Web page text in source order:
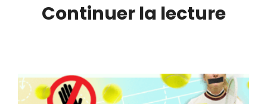
Continuer la lecture